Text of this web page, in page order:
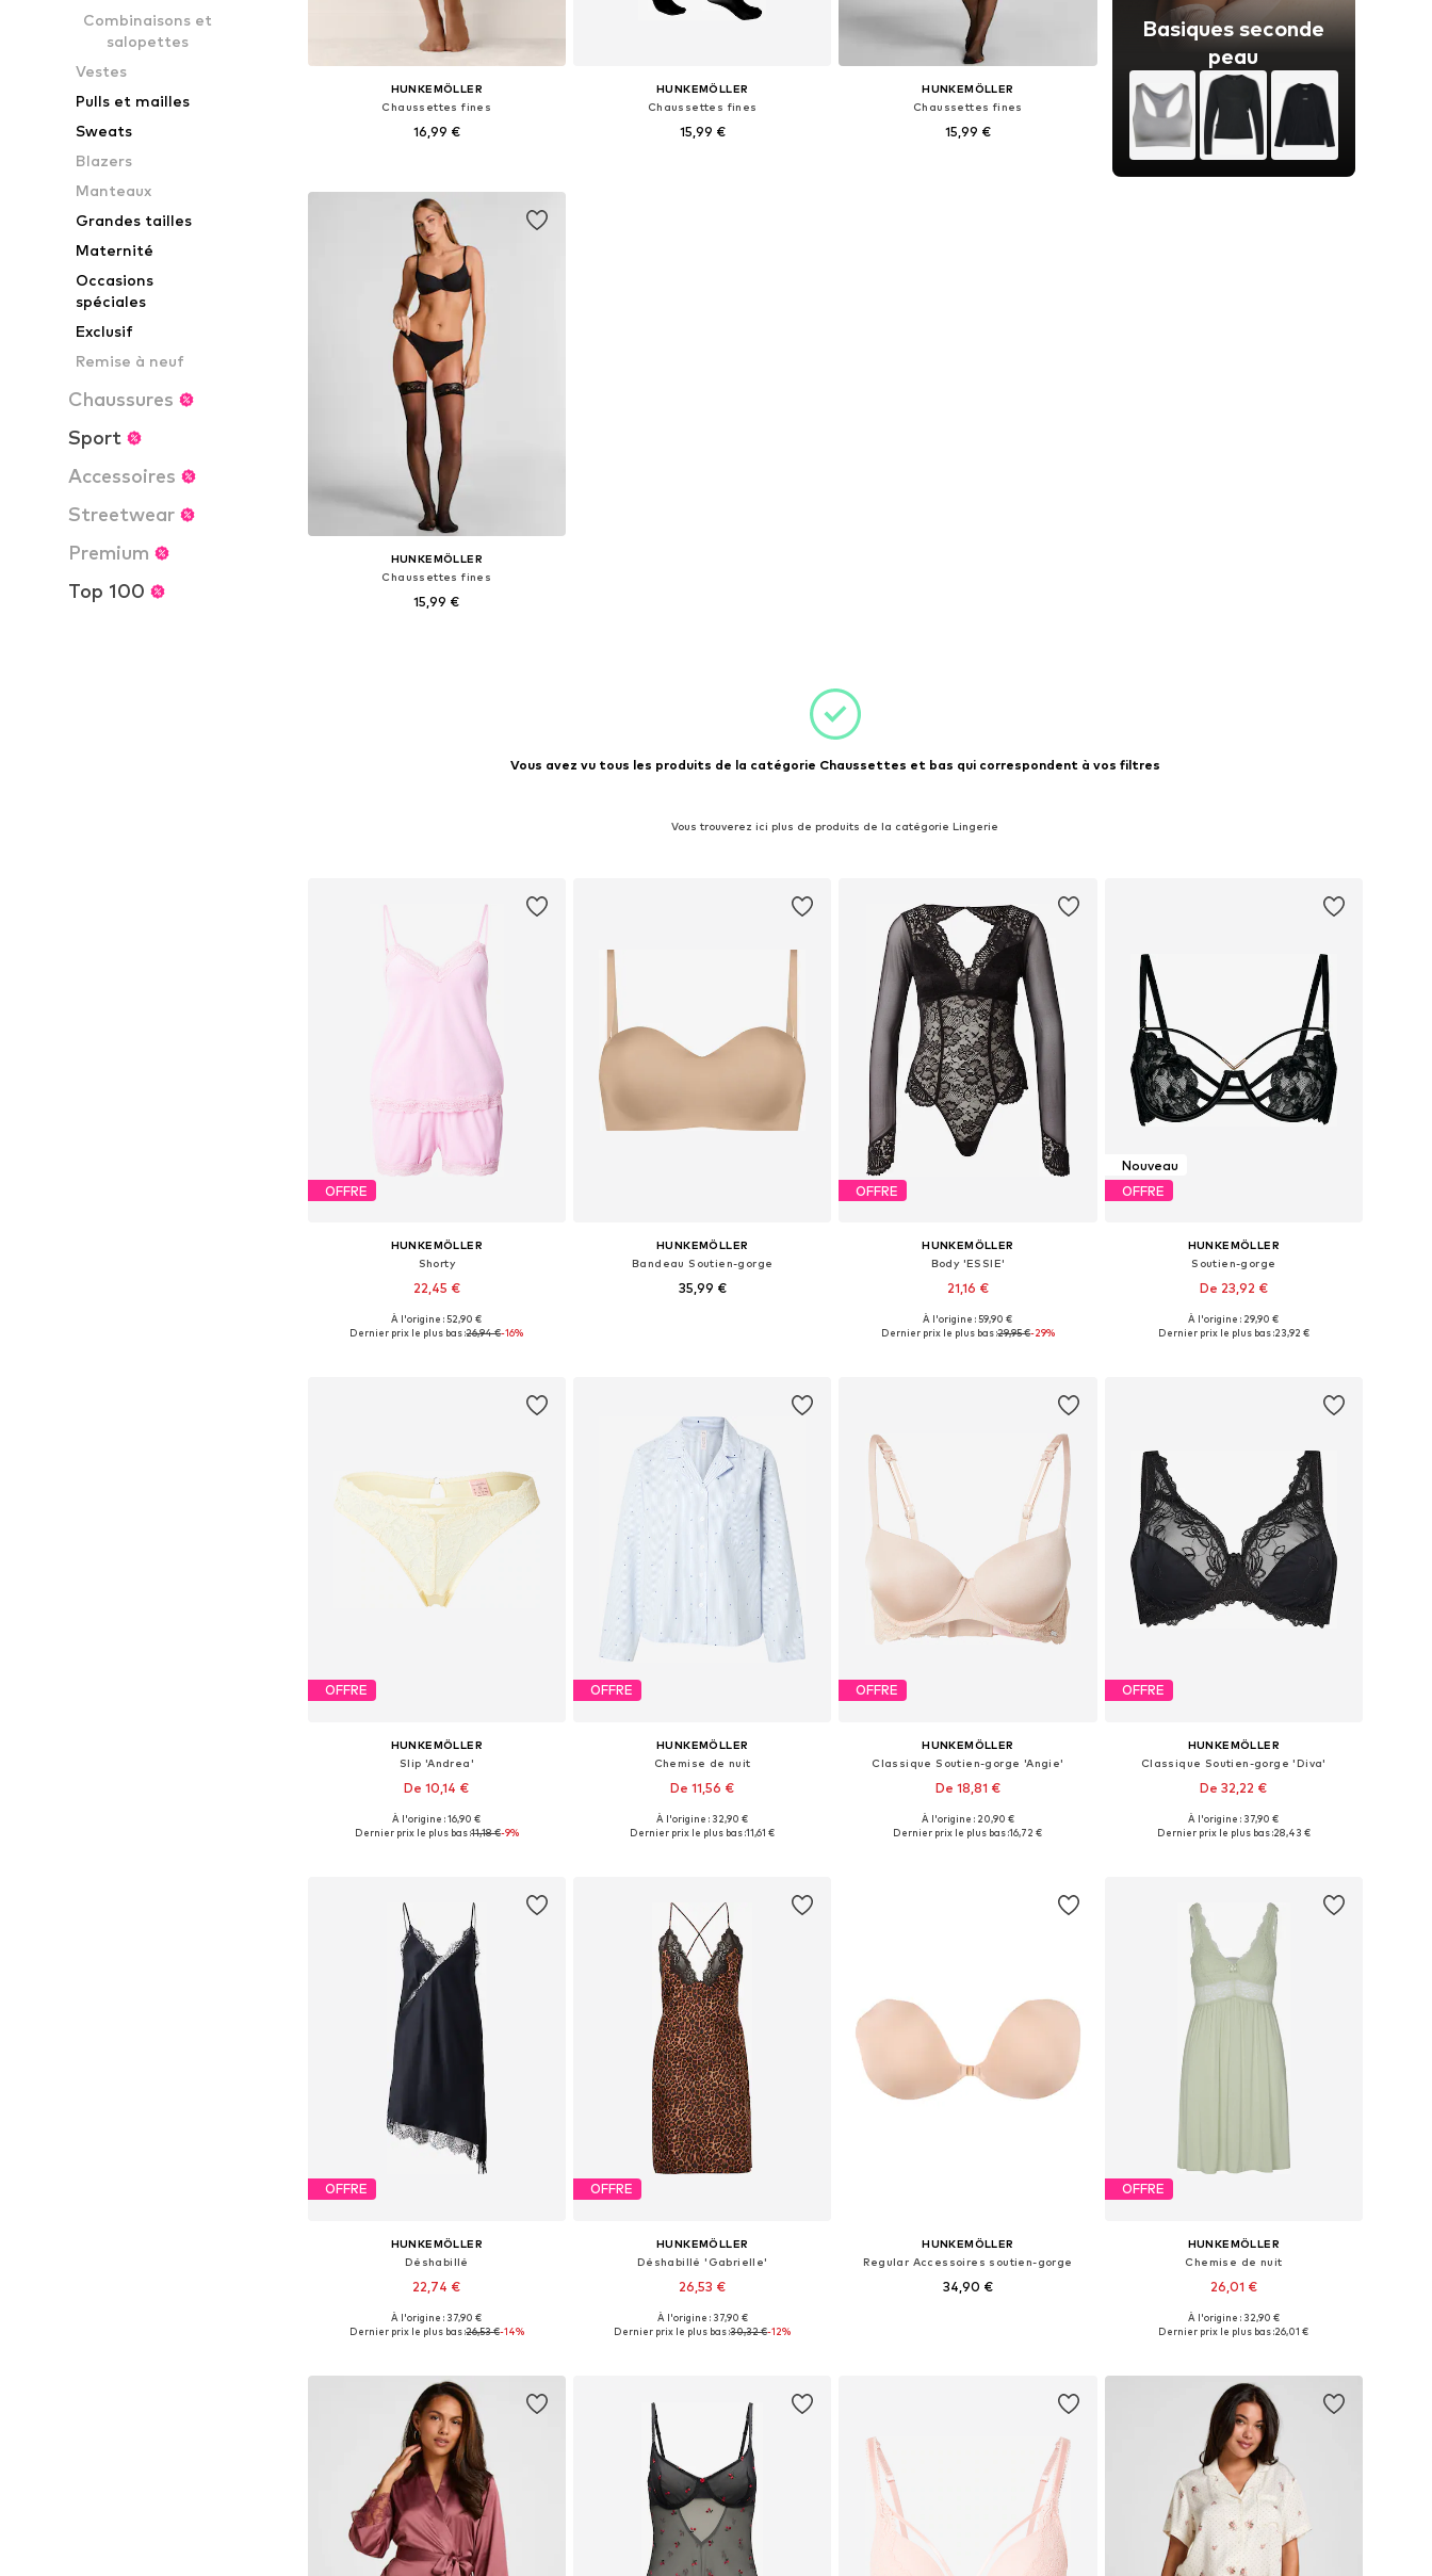
Combinaisons et
salopettes
Vestes
Pulls et mailles
Sweats
Blazers
Manteaux
Grandes tailles
Maternité
Occasions
spéciales
Exclusif
Remise à neuf
Chaussures
Sport
Accessoires
Streetwear
Premium
Top 100
HUNKEMÖLLER
Chaussettes fines
16,99 €
Ajouter au panier
HUNKEMÖLLER
Chaussettes fines
15,99 €
HUNKEMÖLLER
Chaussettes fines
15,99 €
Basiques seconde
peau
HUNKEMÖLLER
Chaussettes fines
15,99 €
Vous avez vu tous les produits de la catégorie Chaussettes et bas qui correspondent à vos filtres
Vous trouverez ici plus de produits de la catégorie Lingerie
OFFRE
HUNKEMÖLLER
Shorty
22,45 €
Tailles disponibles: XS, S, M, L, XL
À l'origine : 52,90 €
Dernier prix le plus bas :26,94 €-16%
HUNKEMÖLLER
Bandeau Soutien-gorge
35,99 €
OFFRE
HUNKEMÖLLER
Body 'ESSIE'
21,16 €
Tailles disponibles: XS, S, M, L
À l'origine : 59,90 €
Dernier prix le plus bas :29,95 €-29%
Nouveau
OFFRE
HUNKEMÖLLER
Soutien-gorge
De 23,92 €
Disponible en plusieurs tailles
À l'origine : 29,90 €
Dernier prix le plus bas :23,92 €
OFFRE
HUNKEMÖLLER
Slip 'Andrea'
De 10,14 €
Tailles disponibles: XS, S, M, L, XL
À l'origine : 16,90 €
Dernier prix le plus bas :11,18 €-9%
OFFRE
HUNKEMÖLLER
Chemise de nuit
De 11,56 €
Tailles disponibles: XS, S, M, L, XL
À l'origine : 32,90 €
Dernier prix le plus bas :11,61 €
OFFRE
HUNKEMÖLLER
Classique Soutien-gorge 'Angie'
De 18,81 €
Disponible en plusieurs tailles
À l'origine : 20,90 €
Dernier prix le plus bas :16,72 €
OFFRE
HUNKEMÖLLER
Classique Soutien-gorge 'Diva'
De 32,22 €
Disponible en plusieurs tailles
À l'origine : 37,90 €
Dernier prix le plus bas :28,43 €
OFFRE
HUNKEMÖLLER
Déshabillé
22,74 €
Tailles disponibles: 34, 36, 38, 40, 42
À l'origine : 37,90 €
Dernier prix le plus bas :26,53 €-14%
OFFRE
HUNKEMÖLLER
Déshabillé 'Gabrielle'
26,53 €
Tailles disponibles: 34, 36, 38, 40, 42
À l'origine : 37,90 €
Dernier prix le plus bas :30,32 €-12%
HUNKEMÖLLER
Regular Accessoires soutien-gorge
34,90 €
OFFRE
HUNKEMÖLLER
Chemise de nuit
26,01 €
Tailles disponibles: XS, S, M, L, XL
À l'origine : 32,90 €
Dernier prix le plus bas :26,01 €